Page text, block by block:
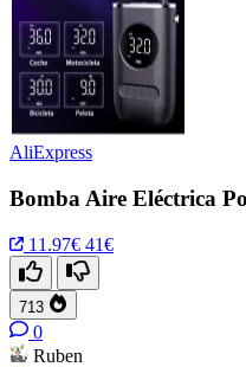
AliExpress
Bomba Aire Eléctrica
11.97€ 41€
713
0
Ruben